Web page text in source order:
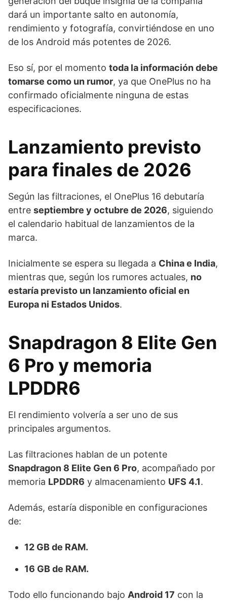
dará un importante salto en autonomía,
rendimiento y fotografía, convirtiéndose en uno
de los Android más potentes de 2026.
Eso sí, por el momento toda la información debe
tomarse como un rumor, ya que OnePlus no ha
confirmado oficialmente ninguna de estas
especificaciones.
Lanzamiento previsto
para finales de 2026
Según las filtraciones, el OnePlus 16 debutaría
entre septiembre y octubre de 2026, siguiendo
el calendario habitual de lanzamientos de la
marca.
Inicialmente se espera su llegada a China e India,
mientras que, según los rumores actuales, no
estaría previsto un lanzamiento oficial en
Europa ni Estados Unidos.
Snapdragon 8 Elite Gen
6 Pro y memoria
LPDDR6
El rendimiento volvería a ser uno de sus
principales argumentos.
Las filtraciones hablan de un potente
Snapdragon 8 Elite Gen 6 Pro, acompañado por
memoria LPDDR6 y almacenamiento UFS 4.1.
Además, estaría disponible en configuraciones
de:
12 GB de RAM.
16 GB de RAM.
Todo ello funcionando bajo Android 17 con la